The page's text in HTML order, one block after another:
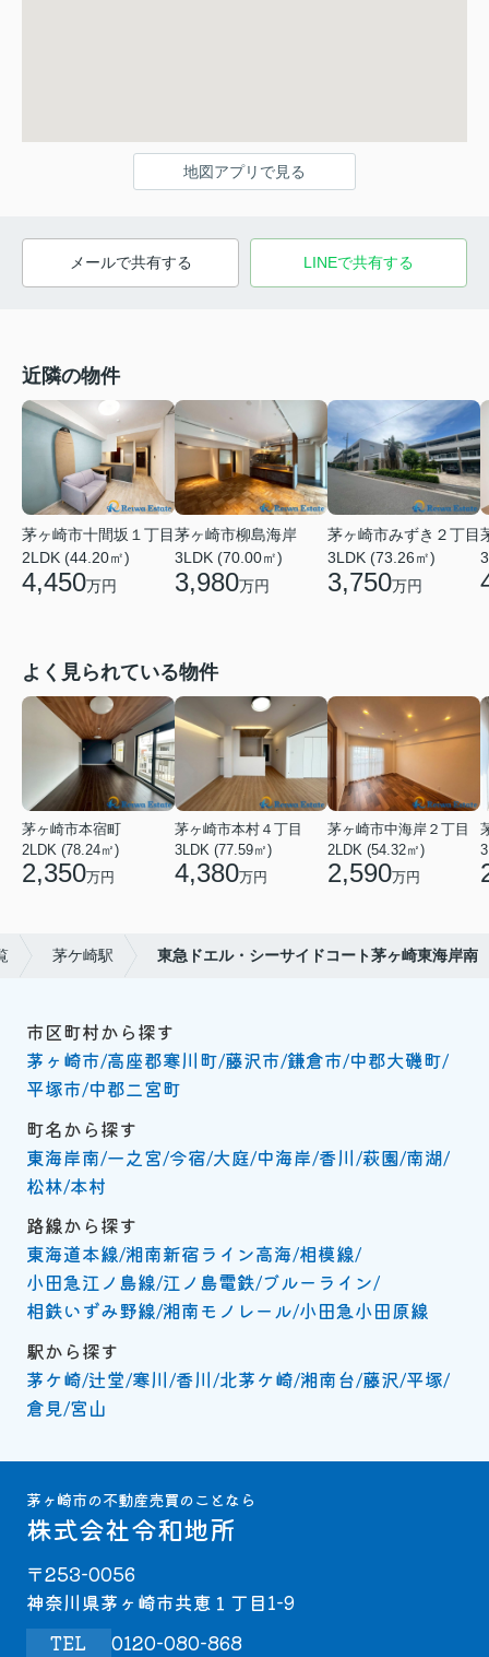
地図アプリで見る
メールで共有する LINEで共有する
近隣の物件
茅ヶ崎市十間坂１丁目
2LDK (44.20㎡)
4,450万円
茅ヶ崎市柳島海岸
3LDK (70.00㎡)
3,980万円
茅ヶ崎市みずき２丁目
3LDK (73.26㎡)
3,750万円
よく見られている物件
茅ヶ崎市本宿町
2LDK (78.24㎡)
2,350万円
茅ヶ崎市本村４丁目
3LDK (77.59㎡)
4,380万円
茅ヶ崎市中海岸２丁目
2LDK (54.32㎡)
2,590万円
茅ケ崎駅 東急ドエル・シーサイドコート茅ヶ崎東海岸南
市区町村から探す
茅ヶ崎市 高座郡寒川町 藤沢市 鎌倉市 中郡大磯町
平塚市 中郡二宮町
町名から探す
東海岸南 一之宮 今宿 大庭 中海岸 香川 萩園 南湖
松林 本村
路線から探す
東海道本線 湘南新宿ライン高海 相模線
小田急江ノ島線 江ノ島電鉄 ブルーライン
相鉄いずみ野線 湘南モノレール 小田急小田原線
駅から探す
茅ケ崎 辻堂 寒川 香川 北茅ケ崎 湘南台 藤沢 平塚
倉見 宮山
茅ヶ崎市の不動産売買のことなら
株式会社令和地所
〒253-0056
神奈川県茅ヶ崎市共恵１丁目1-9
TEL
0120-080-868